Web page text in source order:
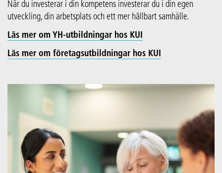
När du investerar i din kompetens investerar du i din egen
utveckling, din arbetsplats och ett mer hållbart samhälle.
Läs mer om YH-utbildningar hos KUI
Läs mer om företagsutbildningar hos KUI